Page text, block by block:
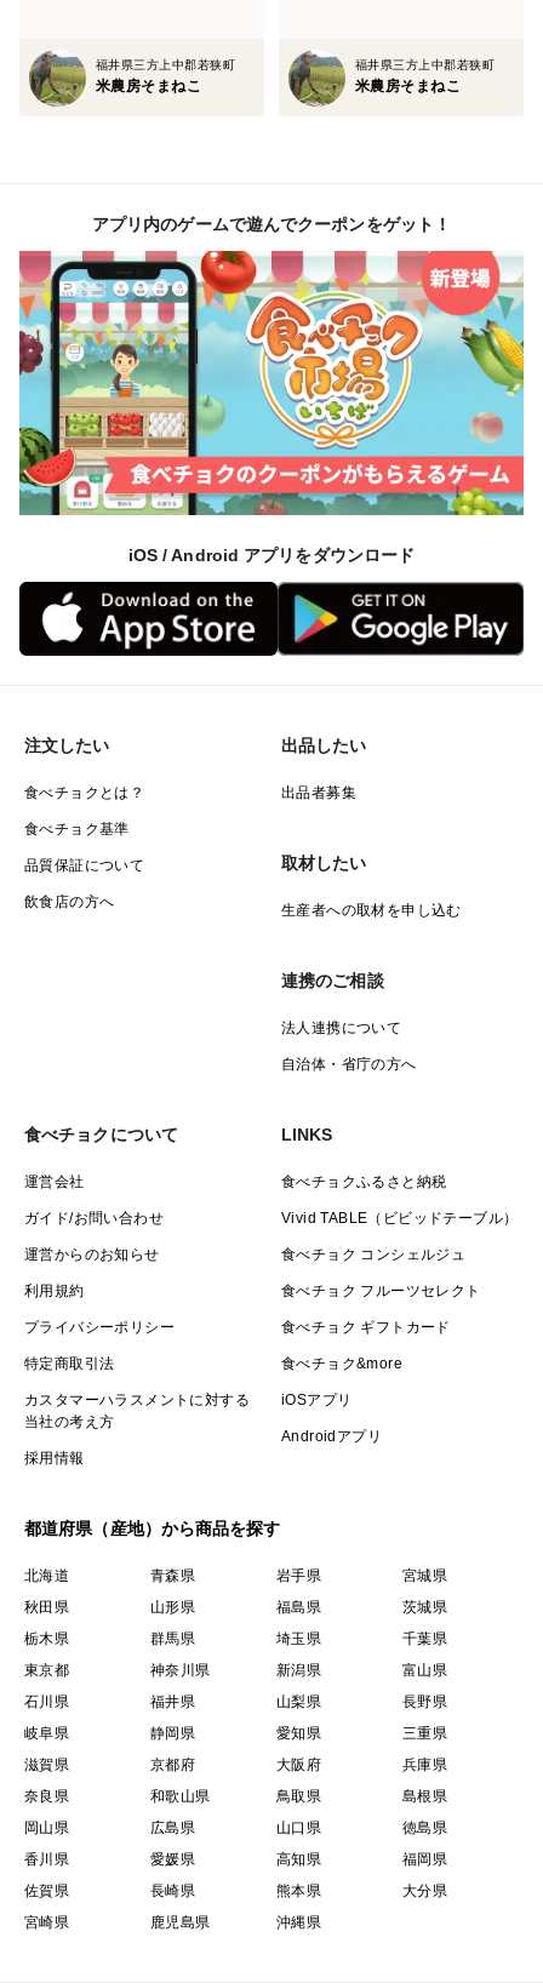
適正に保存した状態で半年を目安にお召し上がりくださ
い。
おまとめして梱包すると送料がお安く済みますので
必ず購入前にご連絡ください。
新たな商品ページを作成致します。
福井県三方上中郡若狭町
米農房そまねこ
福井県三方上中郡若狭町
米農房そまねこ
アプリ内のゲームで遊んでクーポンをゲット！
iOS / Android アプリをダウンロード
注文したい
食べチョクとは？
食べチョク基準
品質保証について
飲食店の方へ
出品したい
出品者募集
取材したい
生産者への取材を申し込む
連携のご相談
法人連携について
自治体・省庁の方へ
食べチョクについて
運営会社
ガイド/お問い合わせ
運営からのお知らせ
利用規約
プライバシーポリシー
特定商取引法
カスタマーハラスメントに対する
当社の考え方
採用情報
LINKS
食べチョクふるさと納税
Vivid TABLE（ビビッドテーブル）
食べチョク コンシェルジュ
食べチョク フルーツセレクト
食べチョク ギフトカード
食べチョク&more
iOSアプリ
Androidアプリ
都道府県（産地）から商品を探す
北海道 青森県 岩手県
宮城県
秋田県
山形県 福島県
茨城県
栃木県
群馬県 埼玉県
千葉県
東京都
神奈川県 新潟県
富山県
石川県
福井県 山梨県
長野県
岐阜県
静岡県 愛知県
三重県
滋賀県
京都府 大阪府
兵庫県
奈良県
和歌山県 鳥取県
島根県
岡山県
広島県 山口県
徳島県
香川県
愛媛県 高知県
福岡県
佐賀県
長崎県 熊本県
大分県
宮崎県
鹿児島県 沖縄県